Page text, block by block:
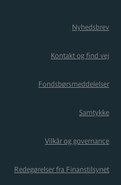
Nyhedsbrev
Kontakt og find vej
Fondsbørsmeddelelser
Samtykke
Vilkår og governance
Redegørelser fra Finanstilsynet